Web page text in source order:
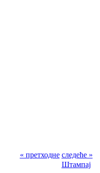
« претходне следеће »
Штампај